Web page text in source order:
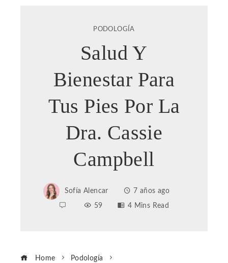
PODOLOGÍA
Salud Y
Bienestar Para
Tus Pies Por La
Dra. Cassie
Campbell
Sofía Alencar
7 años ago
59
4 Mins Read
Home
Podología